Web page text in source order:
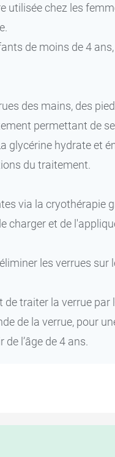
utilisée chez les
de moins de 4
des mains, des
permettant de
glycérine hydrate et
du traitement.
via la cryothérapie
charger et de
les verrues
de traiter la verrue par
de la verrue, pour
l’âge de 4 ans.